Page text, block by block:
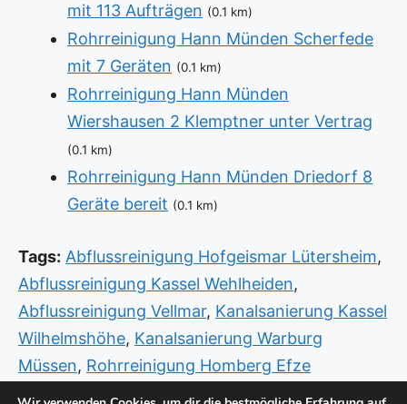
mit 113 Aufträgen (0.1 km)
Rohrreinigung Hann Münden Scherfede
mit 7 Geräten (0.1 km)
Rohrreinigung Hann Münden
Wiershausen 2 Klemptner unter Vertrag
(0.1 km)
Rohrreinigung Hann Münden Driedorf 8
Geräte bereit (0.1 km)
Tags: Abflussreinigung Hofgeismar Lütersheim,
Abflussreinigung Kassel Wehlheiden,
Abflussreinigung Vellmar, Kanalsanierung Kassel
Wilhelmshöhe, Kanalsanierung Warburg
Müssen, Rohrreinigung Homberg Efze
Obervorschütz , Sanitär Kassel Oberzwehren